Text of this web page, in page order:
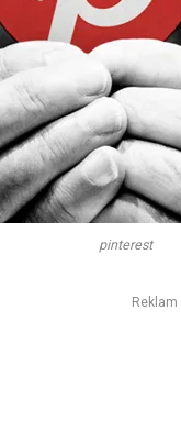
pinterest
Reklam